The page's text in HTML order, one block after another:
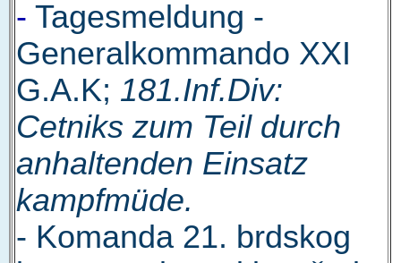
- Tagesmeldung -
Generalkommando XXI
G.A.K; 181.Inf.Div:
Cetniks zum Teil durch
anhaltenden Einsatz
kampfmüde.
- Komanda 21. brdskog